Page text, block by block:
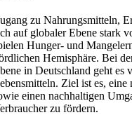
zu Nahrungsmitteln,
auf globaler Ebene stark
Hunger- und
Hemisphäre. Bei
in Deutschland geht es
Ziel ist es,
einen nachhaltigen
zu fördern.